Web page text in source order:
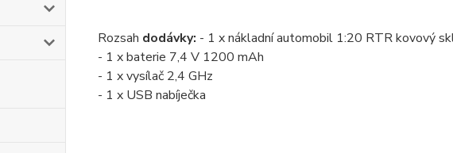
Rozsah dodávky: - 1 x nákladní automobil 1:20 RTR kovový
- 1 x baterie 7,4 V 1200 mAh
- 1 x vysílač 2,4 GHz
- 1 x USB nabíječka